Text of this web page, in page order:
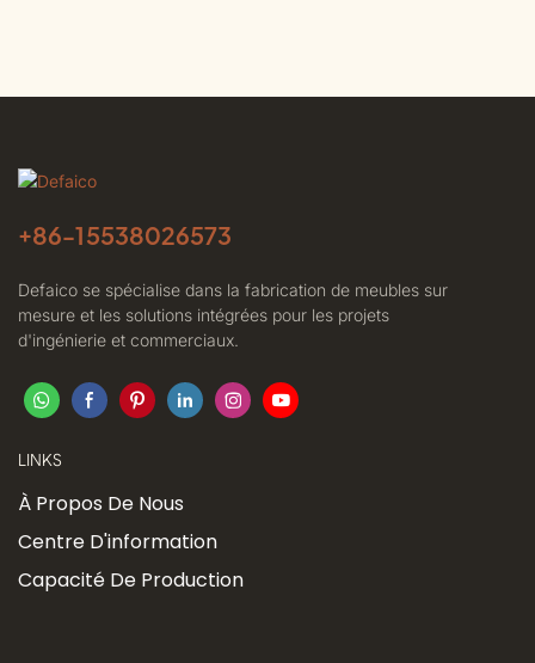
+86-15538026573
Defaico se spécialise dans la fabrication de meubles sur
mesure et les solutions intégrées pour les projets
d'ingénierie et commerciaux.
LINKS
À Propos De Nous
Centre D'information
Capacité De Production